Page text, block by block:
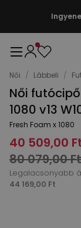
Női / Lábbeli /
Női
1080 v13
Fresh Foam x 1080
40 509,00
80 079,00 Ft
Legalacsonyabb
44 169,00 Ft